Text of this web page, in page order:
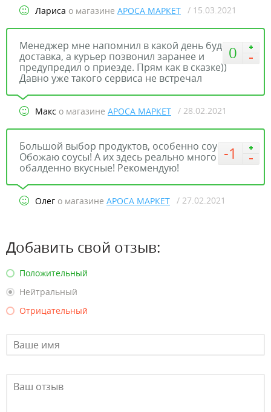
Лариса о магазине АРОСА МАРКЕТ / 15.03.2021
0
Менеджер мне напомнил в какой день будет
доставка, а курьер позвонил заранее и
предупредил о приезде. Прям как в сказке))
Давно уже такого сервиса не встречал
Макс о магазине АРОСА МАРКЕТ / 28.02.2021
-1
Большой выбор продуктов, особенно соусов.
Обожаю соусы! А их здесь реально много и они
обалденно вкусные! Рекомендую!
Олег о магазине АРОСА МАРКЕТ / 27.02.2021
Добавить свой отзыв:
Положительный
Нейтральный
Отрицательный